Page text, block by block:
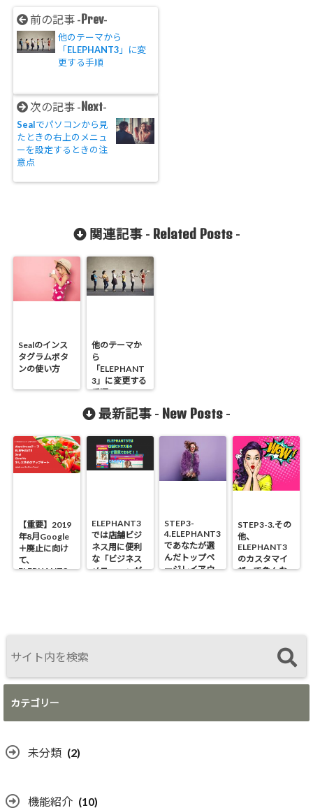
前の記事 - Prev-
他のテーマから
「ELEPHANT3」に変
更する手順
次の記事 - Next-
Sealでパソコンから見
たときの右上のメニュ
ーを設定するときの注
意点
関連記事 - Related Posts-
Sealのインス
タグラムボタ
ンの使い方
他のテーマか
ら
「ELEPHANT
3」に変更する
手順
最新記事 - New Posts -
【重要】2019
年8月Google
＋廃止に向け
て、
ELEPHANT3
ELEPHANT3
では店舗ビジ
ネス用に便利
な「ビジネス
メニュー」が
STEP3-
4.ELEPHANT3
であなたが選
んだトップペ
ージレイアウ
STEP3-3.その
他、
ELEPHANT3
のカスタマイ
ザーで色んな
カテゴリー
未分類 (2)
機能紹介 (10)